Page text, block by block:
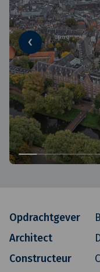
Opdrachtgever
Architect
Constructeur